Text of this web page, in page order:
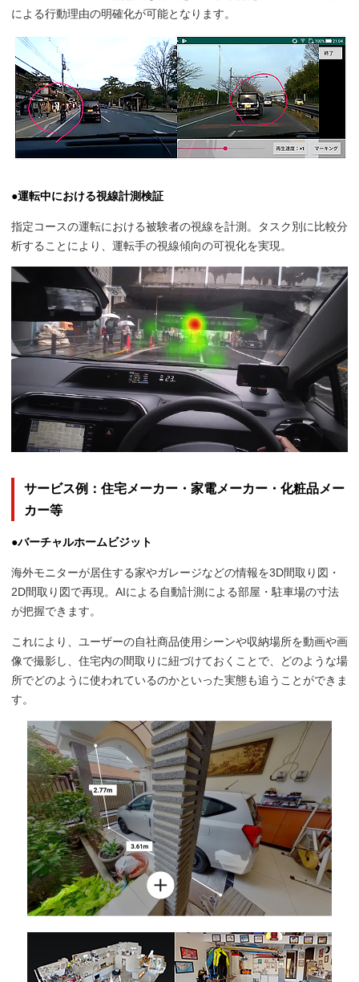
による行動理由の明確化が可能となります。
●運転中における視線計測検証
指定コースの運転における被験者の視線を計測。タスク別に比較分
析することにより、運転手の視線傾向の可視化を実現。
サービス例：住宅メーカー・家電メーカー・化粧品メー
カー等
●バーチャルホームビジット
海外モニターが居住する家やガレージなどの情報を3D間取り図・
2D間取り図で再現。AIによる自動計測による部屋・駐車場の寸法
が把握できます。
これにより、ユーザーの自社商品使用シーンや収納場所を動画や画
像で撮影し、住宅内の間取りに紐づけておくことで、どのような場
所でどのように使われているのかといった実態も追うことができま
す。